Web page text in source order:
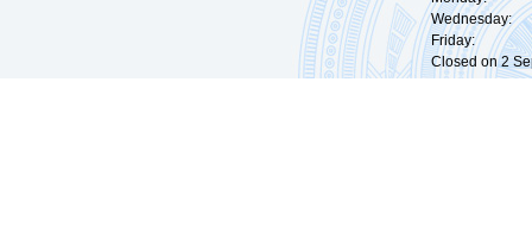
Wednesday:
Friday:
Closed on 2